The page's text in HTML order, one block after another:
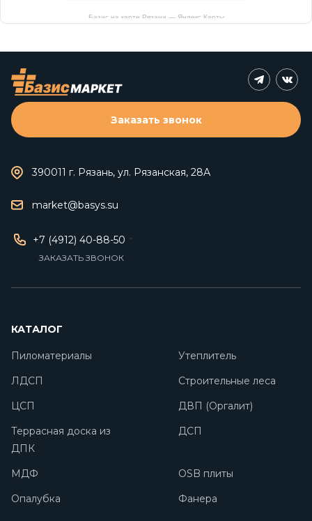
Базис на карте Рязани — Яндекс Карты
390011 г. Рязань, ул. Рязанская, 28А
market@basys.su
+7 (4912) 40-88-50
ЗАКАЗАТЬ ЗВОНОК
Заказать звонок
КАТАЛОГ
Пиломатериалы
Утеплитель
ЛДСП
Строительные леса
ЦСП
ДВП (Оргалит)
Террасная доска из
ДПК
ДСП
МДФ
OSB плиты
Опалубка
Фанера